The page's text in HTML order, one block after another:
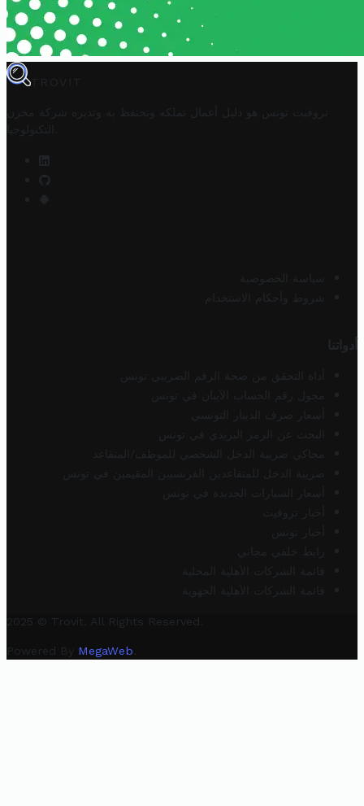
TROVIT
تروفيت تونس هو دليل أعمال تملكه وتحتفظ به وتديره
شركة مخزن
التكنولوجيا
سياسة الخصوصية
شروط وأحكام الاستخدام
أدواتنا
أداة التحقق من صحة الرقم الضريبي تونس
محول رقم الحساب الآيبان في تونس
أسعار صرف الدينار التونسي
البحث عن الرمز البريدي في تونس
محاكي ضريبة الدخل الشخصي للموظف/المتقاعد
ضريبة الدخل للمتقاعدين الفرنسيين المقيمين في تونس
أسعار السيارات الجديدة في تونس
أخبار تروفيت
أخبار تونس
رابط خلفي مجاني
قائمة الشركات الأهلية المحلية
قائمة الشركات الأهلية الجهوية
2025 © Trovit. All Rights Reserved.
Powered By MegaWeb